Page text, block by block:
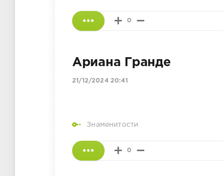
0
Ариана Гранде
21/12/2024 20:41
Знаменитости
0